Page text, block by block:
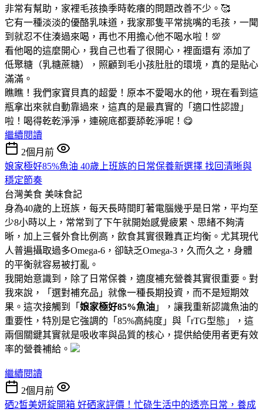
非常有幫助，家裡毛孩換季時乾癢的問題改善不少。🥰
它有一種淡淡的優酪乳味道，我家那隻平常挑嘴的毛孩，一聞
到就忍不住湊過來喝，再也不用擔心他不喝水啦！💯
看他喝的這麼開心，我自己也看了很開心，裡面還有 添加了
低聚糖（乳糖蔗糖），照顧到毛小孩肚肚的環境，真的是貼心
滿滿。
瞧瞧！我們家寶貝真的超愛！原本不愛喝水的他，現在看到這
瓶拿出來就自動靠過來，這真的是最真實的「適口性認證」
啦！喝得乾乾淨淨，連碗底都要舔乾淨呢！😋
繼續閱讀
2個月前
娘家極好85%魚油 40歲上班族的日常保養新選擇 找回清晰與
穩定節奏
台灣美食 美味食記
身為40歲的上班族，每天長時間盯著電腦幾乎是日常，平均至
少8小時以上，常常到了下午就開始感覺疲累、思緒不夠清
晰，加上三餐外食比例高，飲食其實很難真正均衡。尤其現代
人普遍攝取過多Omega-6，卻缺乏Omega-3，久而久之，身體
的平衡就容易被打亂。
我開始意識到，除了日常保養，適度補充營養其實很重要。對
我來說，「選對補充品」就像一種長期投資，而不是短期效
果。這次接觸到「 娘家極好85%魚油 」，讓我重新認識魚油的
重要性，特別是它強調的「85%高純度」與「rTG型態」，這
兩個關鍵其實就是吸收率與品質的核心，提供給使用者更有效
率的營養補給。
繼續閱讀
2個月前
硒2皙美妍錠開箱 好硒家評價！忙碌生活中的透亮日常，養成